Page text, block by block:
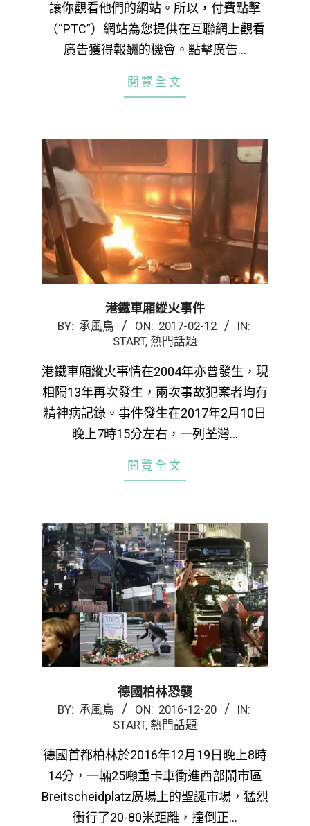
讓你觀看他們的網站。所以，付費點擊
（“PTC”）網站為您提供在互聯網上觀看
廣告獲得報酬的機會。點擊廣告…
閱覽全文
港鐵車廂縱火事件
2017-
12
BY: 承風鳥 ON: 2017-02-12
IN:
START, 熱門話題
港鐵車廂縱火事情在2004年亦曾發生，現
相隔13年再次發生，兩次事故犯案者均有
精神病記錄。事件發生在2017年2月10日
晚上7時15分左右，一列荃灣…
閱覽全文
德國柏林恐襲
2016-
20
BY: 承風鳥 ON: 2016-12-20
IN:
START, 熱門話題
德國首都柏林於2016年12月19日晚上8時
14分，一輛25噸重卡車衝進西部鬧市區
Breitscheidplatz廣場上的聖誕市場，猛烈
衝行了20-80米距離，撞倒正…